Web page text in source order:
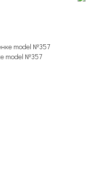
model №357